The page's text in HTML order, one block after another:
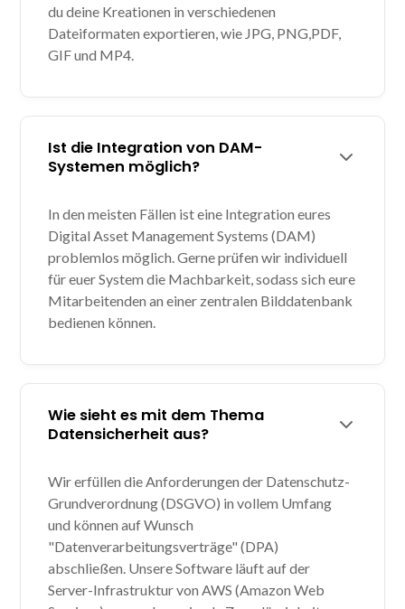
du deine Kreationen in verschiedenen
Dateiformaten exportieren, wie JPG, PNG,PDF,
GIF und MP4.
Ist die Integration von DAM-
Systemen möglich?
In den meisten Fällen ist eine Integration eures
Digital Asset Management Systems (DAM)
problemlos möglich. Gerne prüfen wir individuell
für euer System die Machbarkeit, sodass sich eure
Mitarbeitenden an einer zentralen Bilddatenbank
bedienen können.
Wie sieht es mit dem Thema
Datensicherheit aus?
Wir erfüllen die Anforderungen der Datenschutz-
Grundverordnung (DSGVO) in vollem Umfang
und können auf Wunsch
"Datenverarbeitungsverträge" (DPA)
abschließen. Unsere Software läuft auf der
Server-Infrastruktur von AWS (Amazon Web